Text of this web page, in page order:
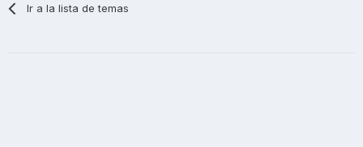
Ir a la lista de temas